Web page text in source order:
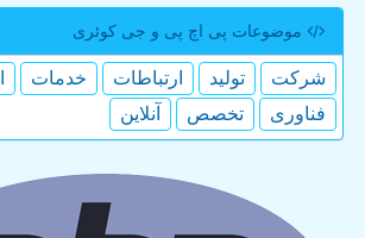
موضوعات پی اچ پی و جی كوئری
شركت تولید ارتباطات خدمات
فناوری
تخصص آنلاین